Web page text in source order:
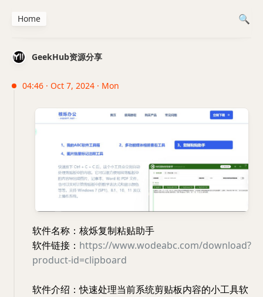
GeekHub资源分享
04:46 · Oct 7, 2024 · Mon
软件名称：核烁复制粘贴助手
软件链接： https://www.wodeabc.com/download?
product-id=clipboard
软件介绍：快速处理当前系统剪贴板内容的小工具软
Home